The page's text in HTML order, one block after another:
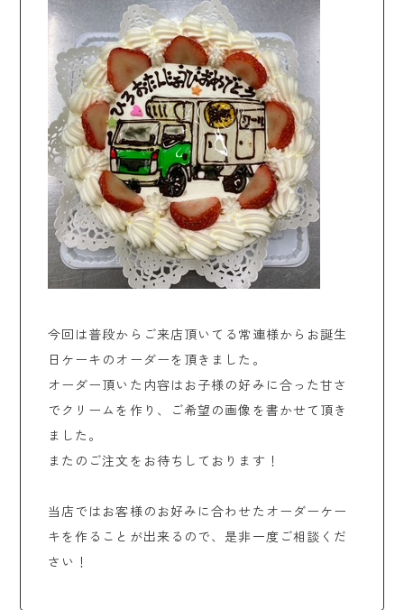
今回は普段からご来店頂いてる常連様からお誕生
日ケーキのオーダーを頂きました。
オーダー頂いた内容はお子様の好みに合った甘さ
でクリームを作り、ご希望の画像を書かせて頂き
ました。
またのご注文をお待ちしております！
当店ではお客様のお好みに合わせたオーダーケー
キを作ることが出来るので、是非一度ご相談くだ
さい！